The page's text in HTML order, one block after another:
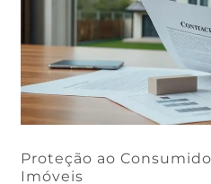
Proteção ao
Imóveis